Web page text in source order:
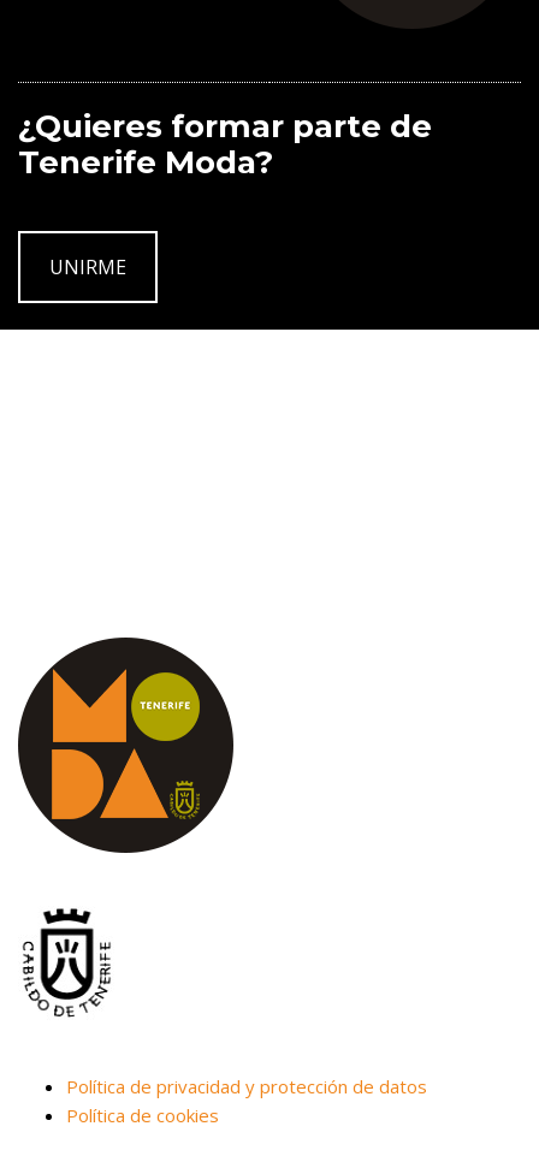
¿Quieres formar parte de
Tenerife Moda?
UNIRME
Política de privacidad y protección de datos
Política de cookies